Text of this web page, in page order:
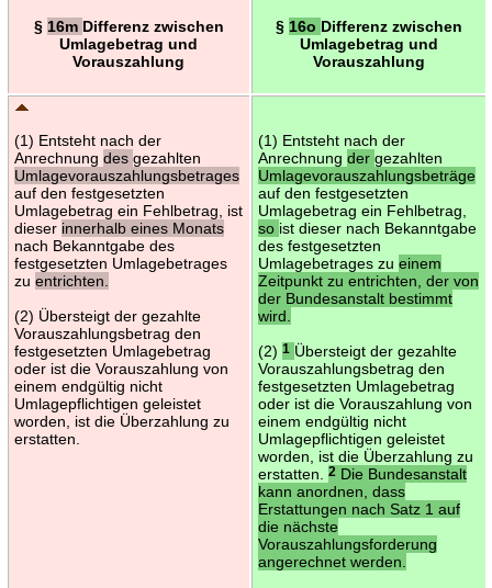
§ 16m Differenz zwischen
Umlagebetrag und
Vorauszahlung
§ 16o Differenz zwischen
Umlagebetrag und
Vorauszahlung
(1) Entsteht nach der
Anrechnung des gezahlten
Umlagevorauszahlungsbetrages
auf den festgesetzten
Umlagebetrag ein Fehlbetrag, ist
dieser innerhalb eines Monats
nach Bekanntgabe des
festgesetzten Umlagebetrages
zu entrichten.
(2) Übersteigt der gezahlte
Vorauszahlungsbetrag den
festgesetzten Umlagebetrag
oder ist die Vorauszahlung von
einem endgültig nicht
Umlagepflichtigen geleistet
worden, ist die Überzahlung zu
erstatten.
(1) Entsteht nach der
Anrechnung der gezahlten
Umlagevorauszahlungsbeträge
auf den festgesetzten
Umlagebetrag ein Fehlbetrag,
so ist dieser nach Bekanntgabe
des festgesetzten
Umlagebetrages zu einem
Zeitpunkt zu entrichten, der von
der Bundesanstalt bestimmt
wird.
(2) 1 Übersteigt der gezahlte
Vorauszahlungsbetrag den
festgesetzten Umlagebetrag
oder ist die Vorauszahlung von
einem endgültig nicht
Umlagepflichtigen geleistet
worden, ist die Überzahlung zu
erstatten.
2Die Bundesanstalt
kann anordnen, dass
Erstattungen nach Satz 1 auf
die nächste
Vorauszahlungsforderung
angerechnet werden.